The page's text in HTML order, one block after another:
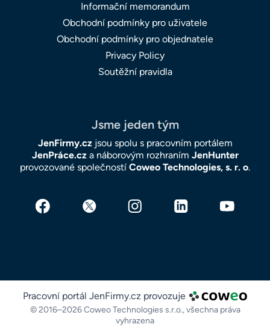
Informační memorandum
Obchodní podmínky pro uživatele
Obchodní podmínky pro objednatele
Privacy Policy
Soutěžní pravidla
Jsme jeden tým
JenFirmy.czjsou spolu s pracovním portálem
JenPráce.cza náborovým rozhraním JenHunter
provozované společností Coweo Technologies, s. r. o.
Pracovní portál JenFirmy.cz provozuje
© 2016–2026 Coweo Technologies s.r.o.,všechna práva
vyhrazena